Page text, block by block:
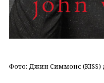
Фото: Джин Симмонс (KISS)